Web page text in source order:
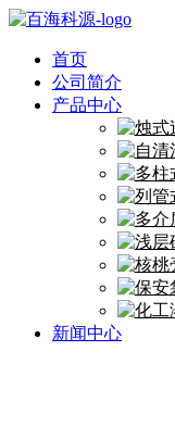
首页
公司简介
产品中心
新闻中心